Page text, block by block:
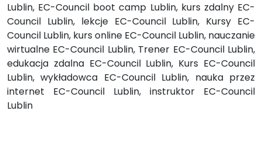
Lublin, EC-Council boot camp Lublin, kurs zdalny EC-
Council Lublin, lekcje EC-Council Lublin, Kursy EC-
Council Lublin, kurs online EC-Council Lublin, nauczanie
wirtualne EC-Council Lublin, Trener EC-Council Lublin,
edukacja zdalna EC-Council Lublin, Kurs EC-Council
Lublin, wykładowca EC-Council Lublin, nauka przez
internet EC-Council Lublin, instruktor EC-Council
Lublin